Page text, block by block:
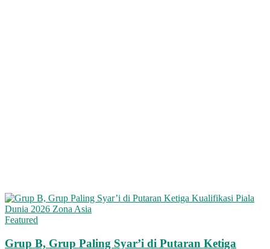
Featured
Grup B, Grup Paling Syar’i di Putaran Ketiga